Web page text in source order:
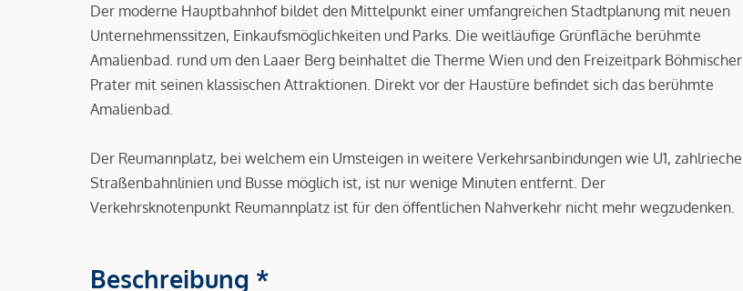
Der moderne Hauptbahnhof bildet den Mittelpunkt einer umfangreichen Stadtplanung mit neuen
Unternehmenssitzen, Einkaufsmöglichkeiten und Parks. Die weitläufige Grünfläche berühmte
Amalienbad. rund um den Laaer Berg beinhaltet die Therme Wien und den Freizeitpark Böhmischer
Prater mit seinen klassischen Attraktionen. Direkt vor der Haustüre befindet sich das berühmte
Amalienbad.
Der Reumannplatz, bei welchem ein Umsteigen in weitere Verkehrsanbindungen wie U1, zahlrieche
Straßenbahnlinien und Busse möglich ist, ist nur wenige Minuten entfernt. Der
Verkehrsknotenpunkt Reumannplatz ist für den öffentlichen Nahverkehr nicht mehr wegzudenken.
Beschreibung *